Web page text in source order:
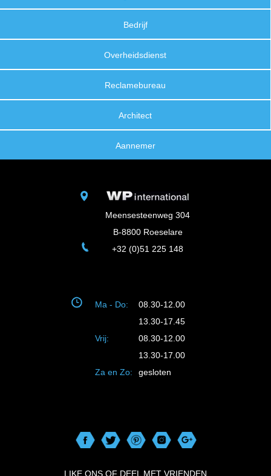
Bedrijf
Overheidsdienst
Reclamebureau
Architect
Aannemer
Meensesteenweg 304
B-8800 Roeselare
+32 (0)51 225 148
Ma - Do:
08.30-12.00
13.30-17.45
Vrij:
08.30-12.00
13.30-17.00
Za en Zo:
gesloten
LIKE ONS OF DEEL MET VRIENDEN